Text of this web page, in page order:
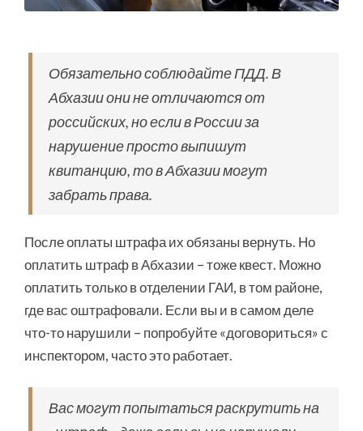
Обязательно соблюдайте ПДД. В
Абхазии они не отличаются от
российских, но если в России за
нарушение просто выпишут
квитанцию, то в Абхазии могут
забрать права.
После оплаты штрафа их обязаны вернуть. Но
оплатить штраф в Абхазии – тоже квест. Можно
оплатить только в отделении ГАИ, в том районе,
где вас оштрафовали. Если вы и в самом деле
что-то нарушили – попробуйте «договориться» с
инспектором, часто это работает.
Вас могут попытаться раскрутить на